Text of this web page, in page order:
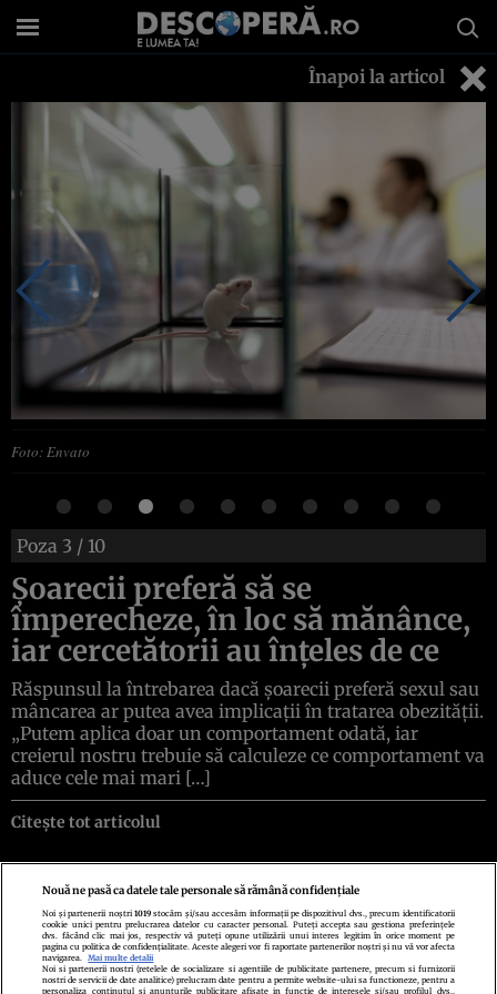
Înapoi la articol
Foto: Envato
Poza 3 / 10
Șoarecii preferă să se
împerecheze, în loc să mănânce,
iar cercetătorii au înțeles de ce
Răspunsul la întrebarea dacă șoarecii preferă sexul sau
mâncarea ar putea avea implicații în tratarea obezității.
„Putem aplica doar un comportament odată, iar
creierul nostru trebuie să calculeze ce comportament va
aduce cele mai mari […]
Citește tot articolul
Politica de confidenţialitatePolitica de cookiesTermeni şi condiţii
Echipa redacționalăContactSetări Cookies
Nouă ne pasă ca datele tale personale să rămână confidențiale
Noi și partenerii noștri1019 stocăm și/sau accesăm informații pe dispozitivul dvs., precum identificatorii
cookie unici pentru prelucrarea datelor cu caracter personal. Puteți accepta sau gestiona preferințele
dvs. făcând clic mai jos, respectiv vă puteți opune utilizării unui interes legitim în orice moment pe
pagina cu politica de confidențialitate. Aceste alegeri vor fi raportate partenerilor noștri și nu vă vor afecta
navigarea.
Mai multe detalii
Noi si partenerii nostri (retelele de socializare si agentiile de publicitate partenere, precum si furnizorii
nostri de servicii de date analitice) prelucram date pentru a permite website-ului sa functioneze, pentru a
personaliza continutul si anunturile publicitare afisate in functie de interesele si/sau profilul dvs.,